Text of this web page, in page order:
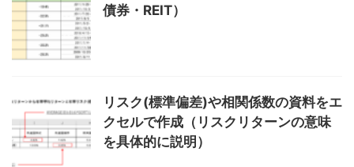
債券・REIT）
リスク(標準偏差)や相関係数の資料をエ
クセルで作成（リスクリターンの意味
を具体的に説明）